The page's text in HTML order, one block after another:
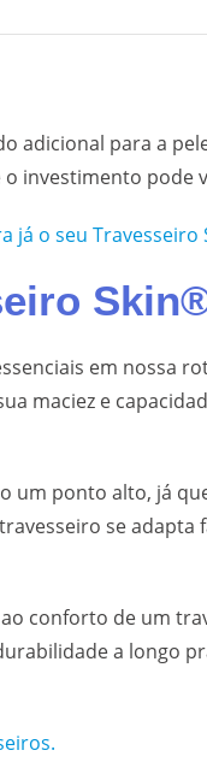
adicional para a
investimento pode
já o seu Travesseiro
em nossa
maciez e
um ponto alto, já
se
ao conforto de um
a longo